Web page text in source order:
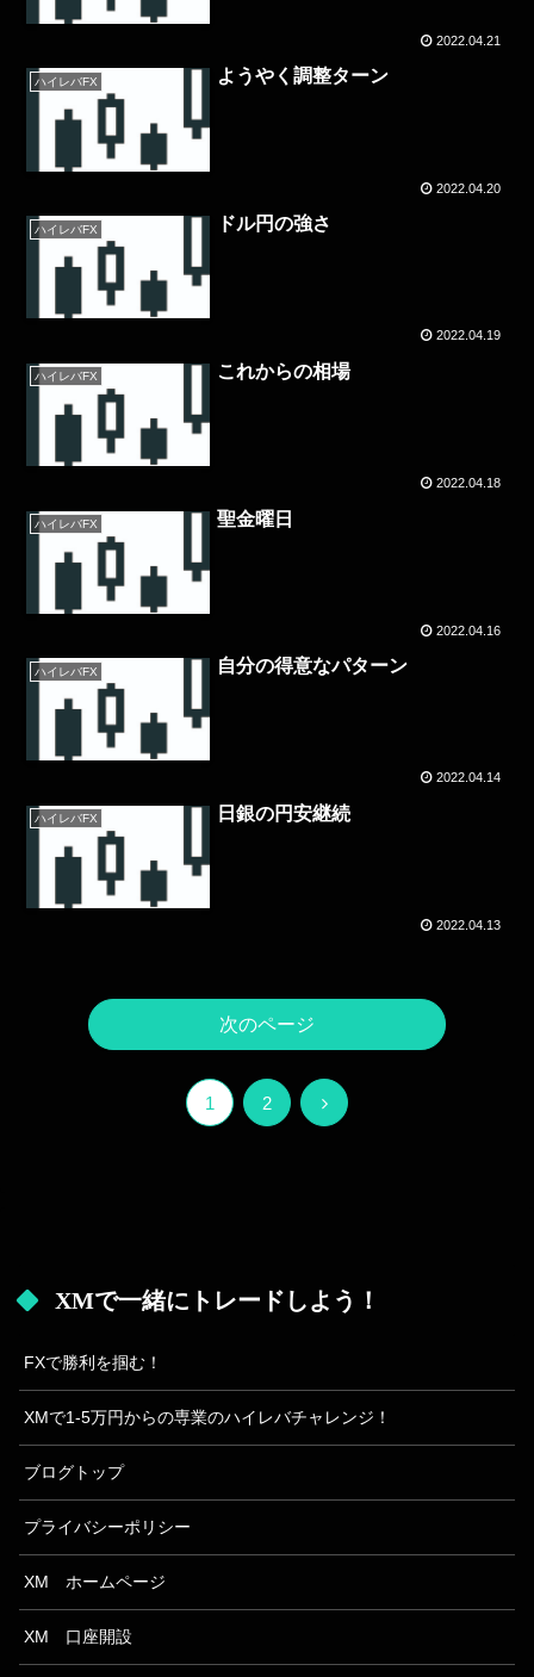
2022.04.21
ハイレバFX ようやく調整ターン
2022.04.20
ハイレバFX ドル円の強さ
2022.04.19
ハイレバFX これからの相場
2022.04.18
ハイレバFX 聖金曜日
2022.04.16
ハイレバFX 自分の得意なパターン
2022.04.14
ハイレバFX 日銀の円安継続
2022.04.13
次のページ
1 2 次
XMで一緒にトレードしよう！
FXで勝利を掴む！
XMで1-5万円からの専業のハイレバチャレンジ！
ブログトップ
プライバシーポリシー
XM ホームページ
XM 口座開設